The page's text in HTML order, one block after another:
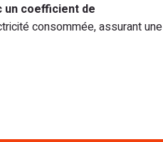
un coefficient de
consommée, assurant une